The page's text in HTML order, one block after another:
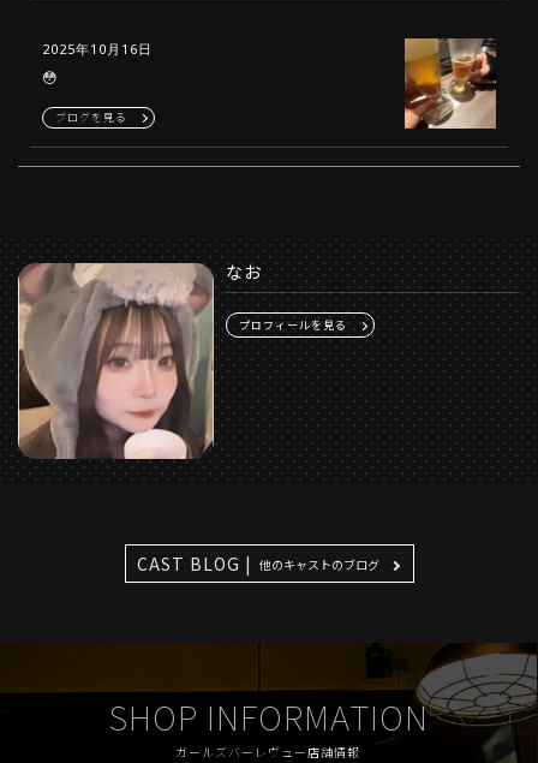
2025年10月16日
😳
ブログを見る
なお
プロフィールを見る
CAST BLOG | 他のキャストのブログ
SHOP INFORMATION
ガールズバーレヴュー店舗情報